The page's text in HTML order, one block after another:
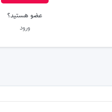
عضو هستید؟
ورود